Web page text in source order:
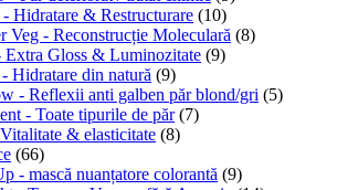
Hidratare & Restructurare (10)
Veg - Reconstrucție Moleculară (8)
Gloss & Luminozitate (9)
Hidratare din natură (9)
- Reflexii anti galben păr blond/gri (5)
- Toate tipurile de păr (7)
& elasticitate (8)
(66)
- mască nuanțatore colorantă (9)